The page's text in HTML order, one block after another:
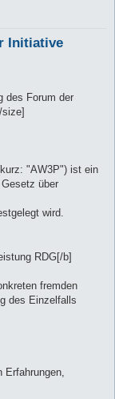
Initiative
des Forum der
"AW3P") ist ein
über
wird.
RDG[/b]
fremden
des Einzelfalls
Erfahrungen,